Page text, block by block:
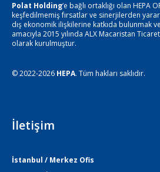
Polat Holding‘e bağlı ortaklığı olan HEPA
keşfedilmemiş fırsatlar ve sinerjilerden
dış ekonomik ilişkilerine katkıda bulunmak
amacıyla 2015 yılında ALX Macaristan
olarak kurulmuştur.
© 2022-2026 HEPA. Tüm hakları saklıdır.
İletişim
İstanbul / Merkez Ofis